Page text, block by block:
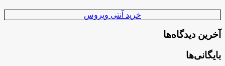
خرید آنتی ویروس
آخرین دیدگاه‌ها
بایگانی‌ها